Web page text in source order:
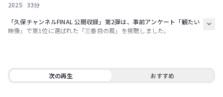
有
2025 33分
「久保チャンネルFINAL 公開収録」第2弾は、事前アンケート「観たい
映像」で第1位に選ばれた「三番目の風」を視聴しました。
次の再生 おすすめ